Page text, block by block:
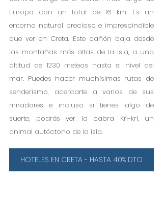
Europa con un total de 16 km. Es un
entorno natural precioso e imprescindible
que ver en Creta. Este cañón baja desde
las montañas más altas de la isla, a una
altitud de 1230 meteos hasta el nivel del
mar. Puedes hacer muchísimas rutas de
senderismo, acercarte a varios de sus
miradores e incluso si tienes algo de
suerte, podrás ver la cabra Kri-kri, un
animal autóctono de la isla.
HOTELES EN CRETA - HASTA 40% DTO